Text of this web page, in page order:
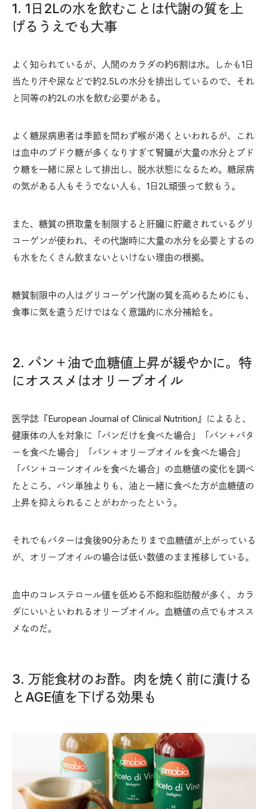
1. 1日2Lの水を飲むことは代謝の質を上
げるうえでも大事
よく知られているが、人間のカラダの約6割は水。しかも1日
当たり汗や尿などで約2.5Lの水分を排出しているので、それ
と同等の約2Lの水を飲む必要がある。
よく糖尿病患者は季節を問わず喉が渇くといわれるが、これ
は血中のブドウ糖が多くなりすぎて腎臓が大量の水分とブド
ウ糖を一緒に尿として排出し、脱水状態になるため。糖尿病
の気がある人もそうでない人も、1日2L頑張って飲もう。
また、糖質の摂取量を制限すると肝臓に貯蔵されているグリ
コーゲンが使われ、その代謝時に大量の水分を必要とするの
も水をたくさん飲まないといけない理由の根拠。
糖質制限中の人はグリコーゲン代謝の質を高めるためにも、
食事に気を遣うだけではなく意識的に水分補給を。
2. パン＋油で血糖値上昇が緩やかに。特
にオススメはオリーブオイル
医学誌『European Journal of Clinical Nutrition』によると、
健康体の人を対象に「パンだけを食べた場合」「パン＋バタ
ーを食べた場合」「パン＋オリーブオイルを食べた場合」
「パン＋コーンオイルを食べた場合」の血糖値の変化を調べ
たところ、パン単独よりも、油と一緒に食べた方が血糖値の
上昇を抑えられることがわかったという。
それでもバターは食後90分あたりまで血糖値が上がっている
が、オリーブオイルの場合は低い数値のまま推移している。
血中のコレステロール値を低める不飽和脂肪酸が多く、カラ
ダにいいといわれるオリーブオイル。血糖値の点でもオスス
メなのだ。
3. 万能食材のお酢。肉を焼く前に漬ける
とAGE値を下げる効果も